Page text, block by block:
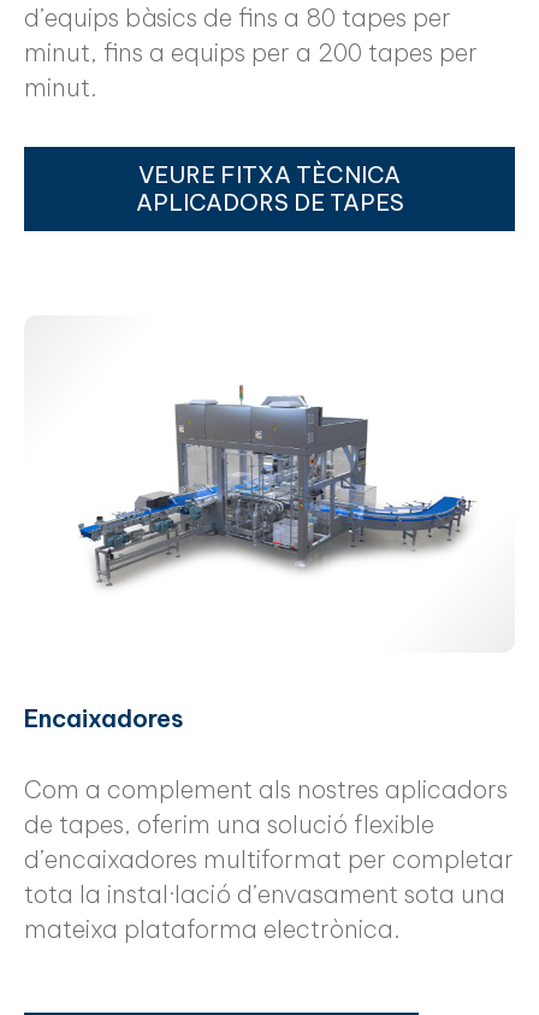
d’equips bàsics de fins a 80 tapes per
minut, fins a equips per a 200 tapes per
minut.
VEURE FITXA TÈCNICA
APLICADORS DE TAPES
Encaixadores
Com a complement als nostres aplicadors
de tapes, oferim una solució flexible
d’encaixadores multiformat per completar
tota la instal·lació d’envasament sota una
mateixa plataforma electrònica.